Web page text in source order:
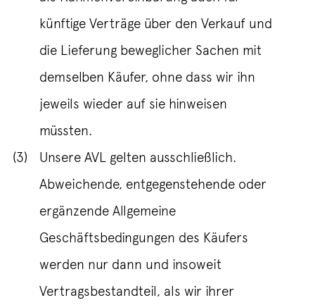
künftige Verträge über den Verkauf und
die Lieferung beweglicher Sachen mit
demselben Käufer, ohne dass wir ihn
jeweils wieder auf sie hinweisen
müssten.
(3)
Unsere AVL gelten ausschließlich.
Abweichende, entgegenstehende oder
ergänzende Allgemeine
Geschäftsbedingungen des Käufers
werden nur dann und insoweit
Vertragsbestandteil, als wir ihrer